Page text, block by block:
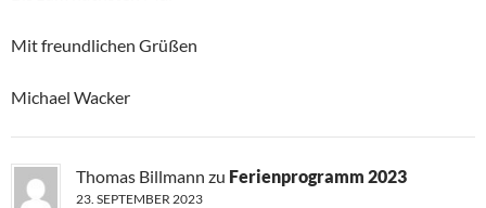
Mit freundlichen Grüßen
Michael Wacker
Thomas Billmann zu Ferienprogramm 2023
23. SEPTEMBER 2023